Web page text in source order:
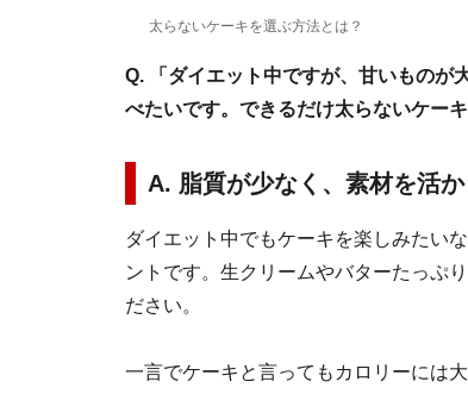
太らないケーキを選ぶ方法とは？
Q. 「ダイエット中ですが、甘いものが
べたいです。できるだけ太らないケー
A. 脂質が少なく、素材を活
ダイエット中でもケーキを楽しみたい
ントです。生クリームやバターたっぷ
ださい。
一言でケーキと言ってもカロリーには